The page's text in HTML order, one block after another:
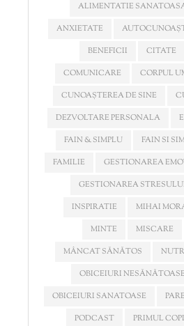
ALIMENTATIE
ANXIETATE
BENEFICII
CITATE
COMUNICARE
CORPUL
CUNOAȘTEREA DE SINE
DEZVOLTARE PERSONALA
FAIN & SIMPLU
FAIN SI
FAMILIE
GESTIONAREA
GESTIONAREA
INSPIRATIE
MIHAI
MINTE
MISCARE
MÂNCAT SĂNĂTOS
OBICEIURI NESĂNĂTOASE
OBICEIURI SANATOASE
PODCAST
PRIMUL